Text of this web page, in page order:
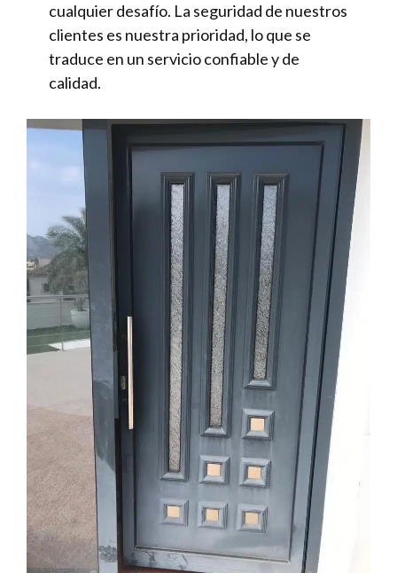
cualquier desafío. La seguridad de nuestros
clientes es nuestra prioridad, lo que se
traduce en un servicio confiable y de
calidad.